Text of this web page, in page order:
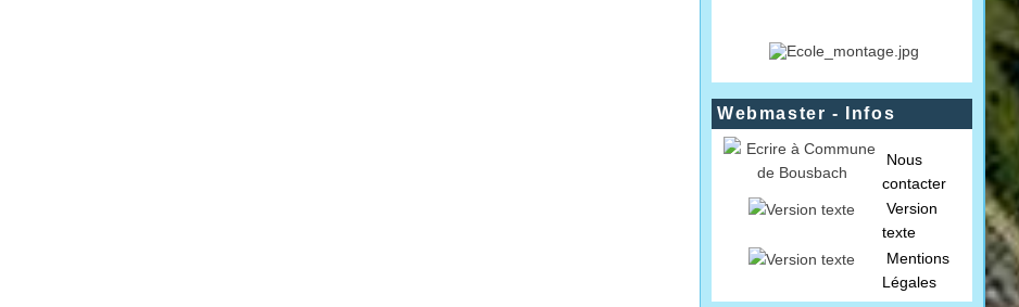
Webmaster - Infos
Nous
contacter
Version
texte
Mentions
Légales